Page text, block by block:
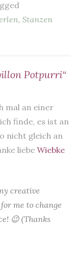
, Stanzen
Potpurri“
mal an einer
finde, es ist an
nicht gleich an
liebe Wiebke
creative
me to change
😉 (Thanks